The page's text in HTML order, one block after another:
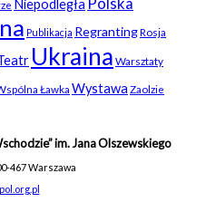
Niepodległa
Publikacja RegrantingRosja
Ukraina Warsztaty
Ławka Wystawa Zaolzie
im. Jana Olszewskiego
467 Warszawa